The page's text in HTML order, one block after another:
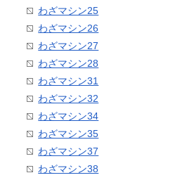
わざマシン25
わざマシン26
わざマシン27
わざマシン28
わざマシン31
わざマシン32
わざマシン34
わざマシン35
わざマシン37
わざマシン38